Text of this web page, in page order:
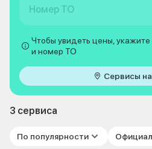
Номер ТО
Чтобы увидеть цены,
и номер ТО
Сервисы
3 сервиса
По популярности